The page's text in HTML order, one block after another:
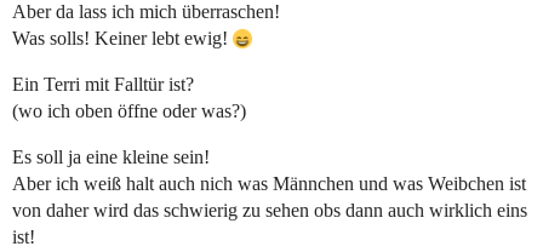
Aber da lass ich mich überraschen!
Was solls! Keiner lebt ewig!
Ein Terri mit Falltür ist?
(wo ich oben öffne oder was?)
Es soll ja eine kleine sein!
Aber ich weiß halt auch nich was Männchen und was Weibchen ist
von daher wird das schwierig zu sehen obs dann auch wirklich eins
ist!